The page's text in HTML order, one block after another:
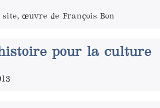
site, œuvre de François Bon
pour la culture